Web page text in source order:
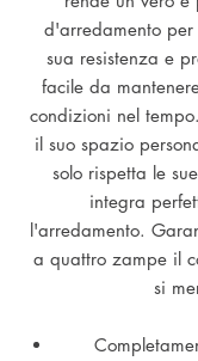
d'arredamento
sua resistenza e
facile da
condizioni nel
il suo spazio
solo rispetta le
integra
l'arredamento.
a quattro zampe il
si